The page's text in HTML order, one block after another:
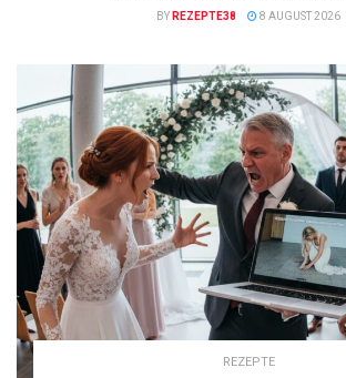
BY REZEPTE38 8 AUGUST 2026
REZEPTE